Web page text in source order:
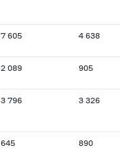
7 605 4 638
2 089 905
3 796 3 326
645 890